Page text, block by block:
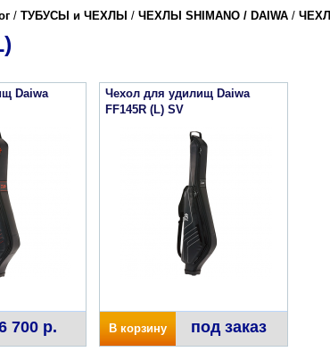
/ ТУБУСЫ и ЧЕХЛЫ / ЧЕХЛЫ SHIMANO / DAIWA /
Daiwa
700 р.
Чехол для удилищ Daiwa
FF145R (L) SV
В корзину под заказ